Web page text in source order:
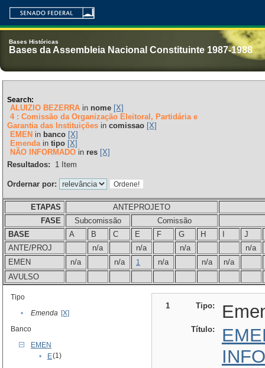
Bases Históricas
Bases da Assembleia Nacional Constituinte 1987-1988
Search:
ALUIZIO BEZERRAin nome [X]
4 : Comissão da Organização Eleitoral, Partidária e
Garantia das Instituiçõesin comissao [X]
EMEN in banco [X]
Emendain tipo [X]
NÃO INFORMADOin res [X]
Resultados:
1Item
Ordernar por:
ETAPAS
ANTEPROJETO
FASE
Subcomissão
Comissão
BASE
A B C E F G H
J
ANTE/PROJ
n/a n/a n/a
n/a
EMEN
n/a n/a 1 n/a n/a
n/a
AVULSO
Tipo
•
Emenda [X]
Banco
EMEN
•
E(1)
1 Tipo:
Título: